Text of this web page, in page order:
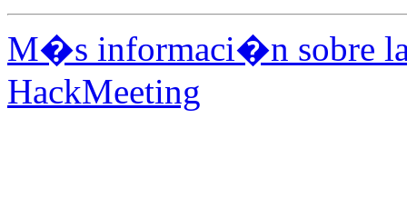
M�s informaci�n sobre
HackMeeting